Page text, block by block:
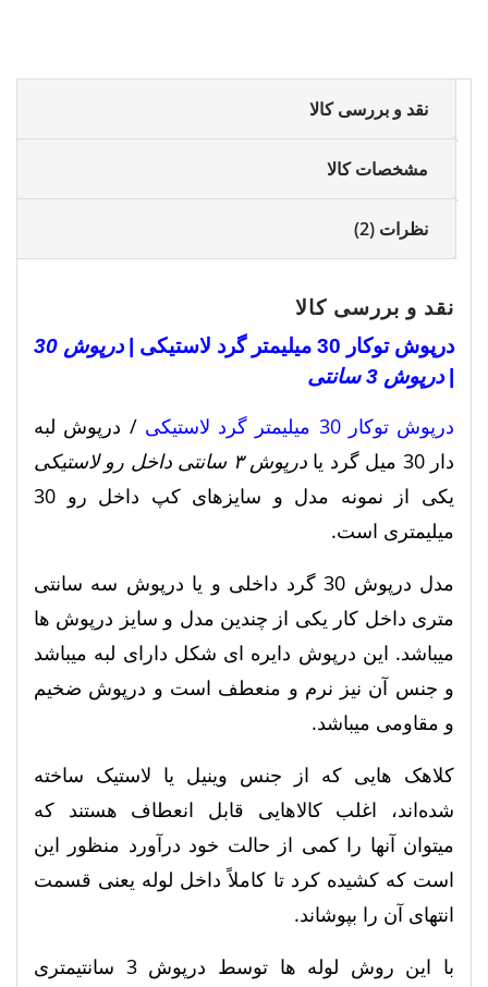
لاستیکی
نقد و بررسی کالا
مشخصات کالا
نظرات (2)
نقد و بررسی کالا
درپوش توکار 30 میلیمتر گرد لاستیکی |
درپوش 30
|درپوش 3 سانتی
درپوش توکار 30 میلیمتر گرد لاستیکی
/ درپوش لبه
دار 30 میل گرد یا
درپوش ۳ سانتی داخل رو لاستیکی
یکی از نمونه مدل و سایزهای کپ داخل رو 30
میلیمتری است.
مدل درپوش 30 گرد داخلی و یا درپوش سه سانتی
متری داخل کار یکی از چندین مدل و سایز درپوش ها
میباشد. این درپوش دایره ای شکل دارای لبه میباشد
و جنس آن نیز نرم و منعطف است و درپوش ضخیم
و مقاومی میباشد.
کلاهک هایی که از جنس وینیل یا لاستیک ساخته
شده‌اند، اغلب کالاهایی قابل انعطاف هستند که
میتوان آنها را کمی از حالت خود درآورد منظور این
است که کشیده کرد تا کاملاً داخل لوله یعنی قسمت
انتهای آن را بپوشاند.
با این‌ روش لوله ها توسط درپوش 3 سانتیمتری